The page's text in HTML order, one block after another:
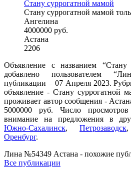
Стану суррогатной мамой
Стану суррогатной мамой
Ангелина
4000000 руб.
Астана
2206
Объявление с названием
добавлено пользователем
публикации – 07 Апреля 2023.
объявление - Cтану суррогатной
проживает автор сообщения -
5000000 руб. Число
внимание на предложения в
Южно-Сахалинск, Петрозаводск
Оренбург.
Лина №54349 Астана - похожие
Все публикации